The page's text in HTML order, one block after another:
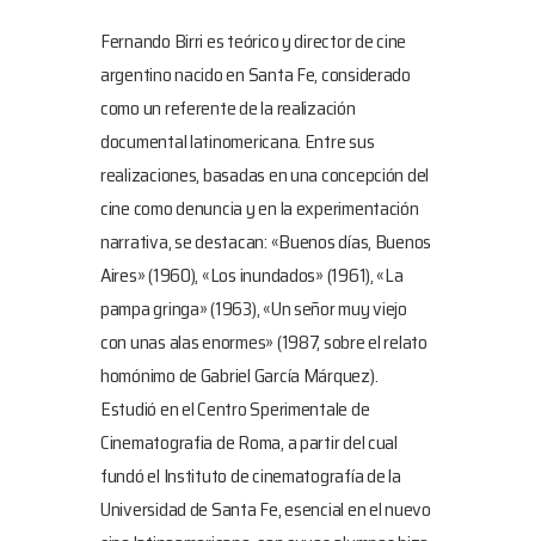
Fernando Birri es teórico y director de cine
argentino nacido en Santa Fe, considerado
como un referente de la realización
documental latinomericana. Entre sus
realizaciones, basadas en una concepción del
cine como denuncia y en la experimentación
narrativa, se destacan: «Buenos días, Buenos
Aires» (1960), «Los inundados» (1961), «La
pampa gringa» (1963), «Un señor muy viejo
con unas alas enormes» (1987, sobre el relato
homónimo de Gabriel García Márquez).
Estudió en el Centro Sperimentale de
Cinematografia de Roma, a partir del cual
fundó el Instituto de cinematografía de la
Universidad de Santa Fe, esencial en el nuevo